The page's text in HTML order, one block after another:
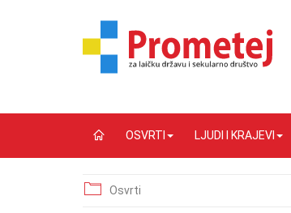
OSVRTI LJUDI I KRAJEVI
Osvrti